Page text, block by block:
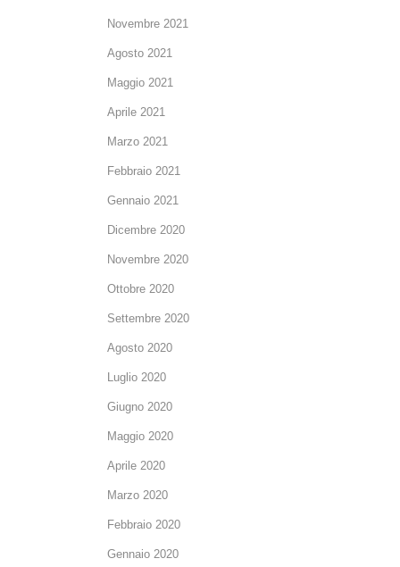
Novembre 2021
Agosto 2021
Maggio 2021
Aprile 2021
Marzo 2021
Febbraio 2021
Gennaio 2021
Dicembre 2020
Novembre 2020
Ottobre 2020
Settembre 2020
Agosto 2020
Luglio 2020
Giugno 2020
Maggio 2020
Aprile 2020
Marzo 2020
Febbraio 2020
Gennaio 2020